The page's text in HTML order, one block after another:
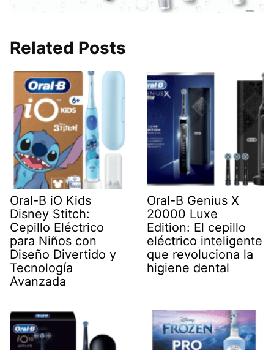
Related Posts
Oral-B iO Kids
Disney Stitch:
Cepillo Eléctrico
para Niños con
Diseño Divertido y
Tecnología
Avanzada
Oral-B Genius X
20000 Luxe
Edition: El cepillo
eléctrico inteligente
que revoluciona la
higiene dental